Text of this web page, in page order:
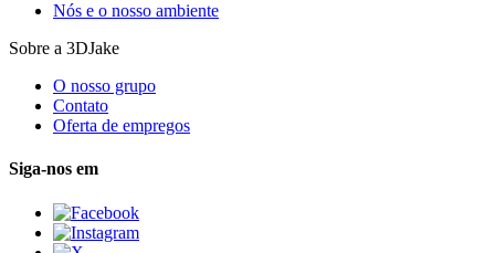
Nós e o nosso ambiente
Sobre a 3DJake
O nosso grupo
Contato
Oferta de empregos
Siga-nos em